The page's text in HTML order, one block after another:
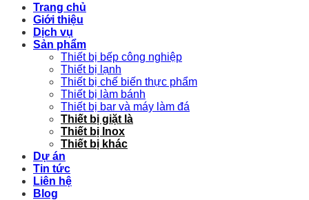
Trang chủ
Giới thiệu
Dịch vụ
Sản phẩm
Thiết bị bếp công nghiệp
Thiết bị lạnh
Thiết bị chế biến thực phẩm
Thiết bị làm bánh
Thiết bị bar và máy làm đá
Thiết bị giặt là
Thiết bị Inox
Thiết bị khác
Dự án
Tin tức
Liên hệ
Blog